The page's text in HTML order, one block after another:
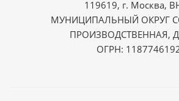
119619, г. Москва,
МУНИЦИПАЛЬНЫЙ ОКРУГ
ПРОИЗВОДСТВЕННАЯ,
ОГРН: